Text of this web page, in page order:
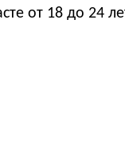
от 18 до 24